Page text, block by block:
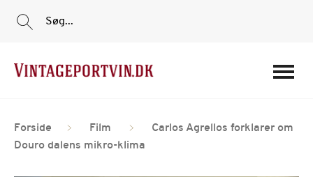
Søg...
Forside Film
Carlos Agrellos forklarer om
Douro dalens mikro-klima